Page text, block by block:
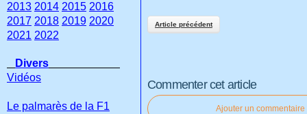
Article précédent
Commenter cet article
Ajouter un commentaire
2013 2014 2015 2016
2017 2018 2019 2020
2021 2022
Divers
Vidéos
Le palmarès de la F1